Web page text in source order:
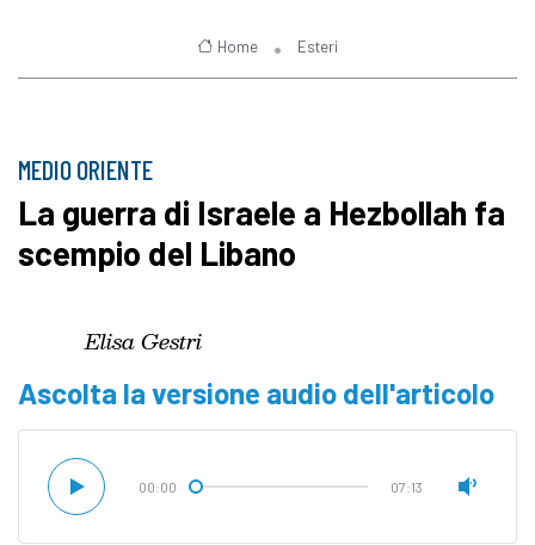
Home Esteri
MEDIO ORIENTE
La guerra di Israele a Hezbollah fa
scempio del Libano
Elisa Gestri
Ascolta la versione audio dell'articolo
00:00 07:13